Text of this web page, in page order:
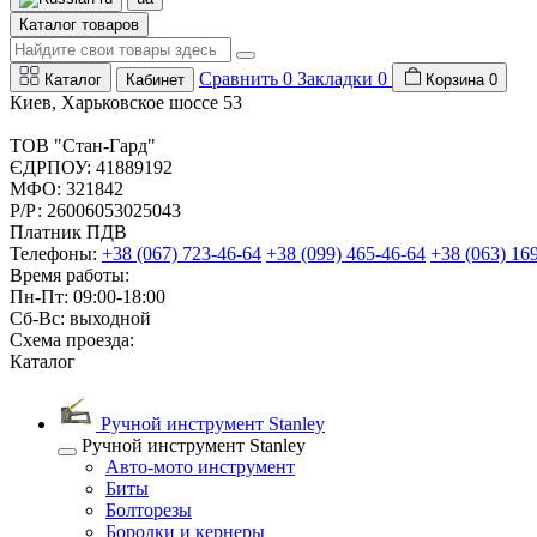
Каталог товаров
Каталог Кабинет Сравнить 0 Закладки 0 Корзина 0
Киев, Харьковское шоссе 53
ТОВ "Стан-Гард"
ЄДРПОУ: 41889192
МФО: 321842
Р/Р: 26006053025043
Платник ПДВ
Телефоны: +38 (067) 723-46-64 +38 (099) 465-46-64 +38 (063)
Время работы:
Пн-Пт: 09:00-18:00
Сб-Вс: выходной
Схема проезда:
Каталог
Ручной инструмент Stanley
Ручной инструмент Stanley
Авто-мото инструмент
Биты
Болторезы
Бородки и кернеры